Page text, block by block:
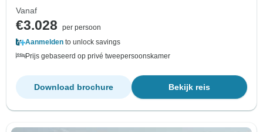
Vanaf
€3.028
per persoon
Aanmelden to unlock savings
Prijs gebaseerd op privé tweepersoonskamer
Bekijk reis
Download brochure